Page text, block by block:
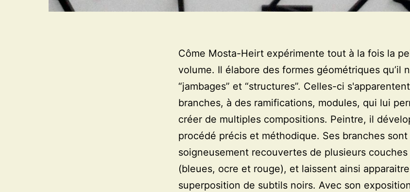
Côme Mosta-Heirt expérimente tout à la fois la
volume. Il élabore des formes géométriques qu’il
“jambages” et “structures”. Celles-ci
branches, à des ramifications, modules, qui lui
créer de multiples compositions. Peintre, il
procédé précis et méthodique. Ses branches sont
soigneusement recouvertes de plusieurs
(bleues, ocre et rouge), et laissent ainsi
superposition de subtils noirs. Avec son